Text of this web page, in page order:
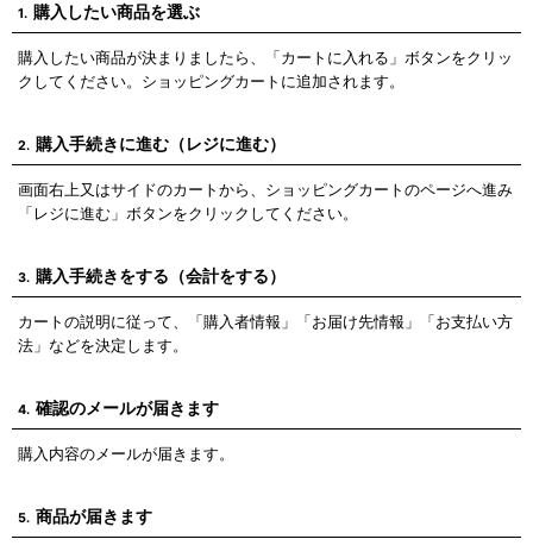
1. 購入したい商品を選ぶ
購入したい商品が決まりましたら、「カートに入れる」ボタンをクリッ
クしてください。ショッピングカートに追加されます。
2. 購入手続きに進む（レジに進む）
画面右上又はサイドのカートから、ショッピングカートのページへ進み
「レジに進む」ボタンをクリックしてください。
3. 購入手続きをする（会計をする）
カートの説明に従って、「購入者情報」「お届け先情報」「お支払い方
法」などを決定します。
4. 確認のメールが届きます
購入内容のメールが届きます。
5. 商品が届きます